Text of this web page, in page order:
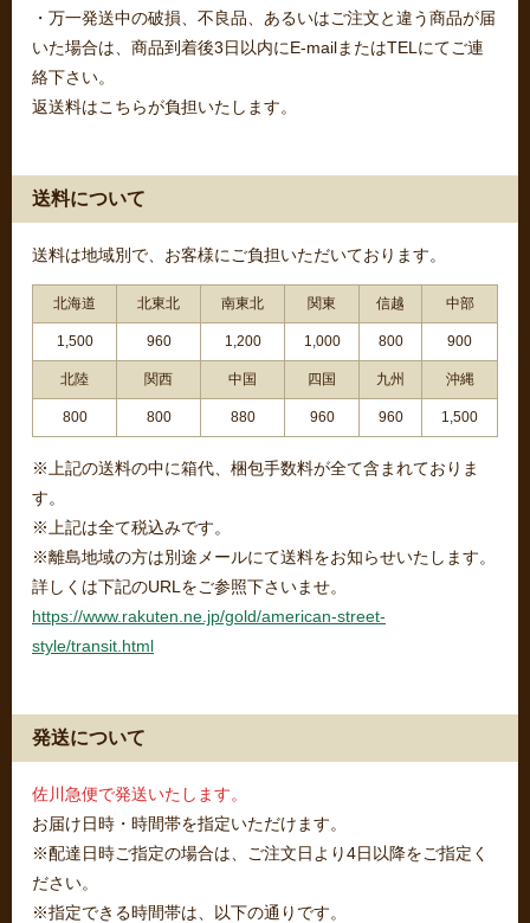
・万一発送中の破損、不良品、あるいはご注文と違う商品が届
いた場合は、商品到着後3日以内にE-mailまたはTELにてご連
絡下さい。
返送料はこちらが負担いたします。
送料について
送料は地域別で、お客様にご負担いただいております。
北海道 北東北 南東北 関東 信越 中部
1,500 960 1,200 1,000 800 900
北陸 関西 中国 四国 九州 沖縄
800 800 880 960 960 1,500
※上記の送料の中に箱代、梱包手数料が全て含まれておりま
す。
※上記は全て税込みです。
※離島地域の方は別途メールにて送料をお知らせいたします。
詳しくは下記のURLをご参照下さいませ。
https://www.rakuten.ne.jp/gold/american-street-
style/transit.html
発送について
佐川急便で発送いたします。
お届け日時・時間帯を指定いただけます。
※配達日時ご指定の場合は、ご注文日より4日以降をご指定く
ださい。
※指定できる時間帯は、以下の通りです。